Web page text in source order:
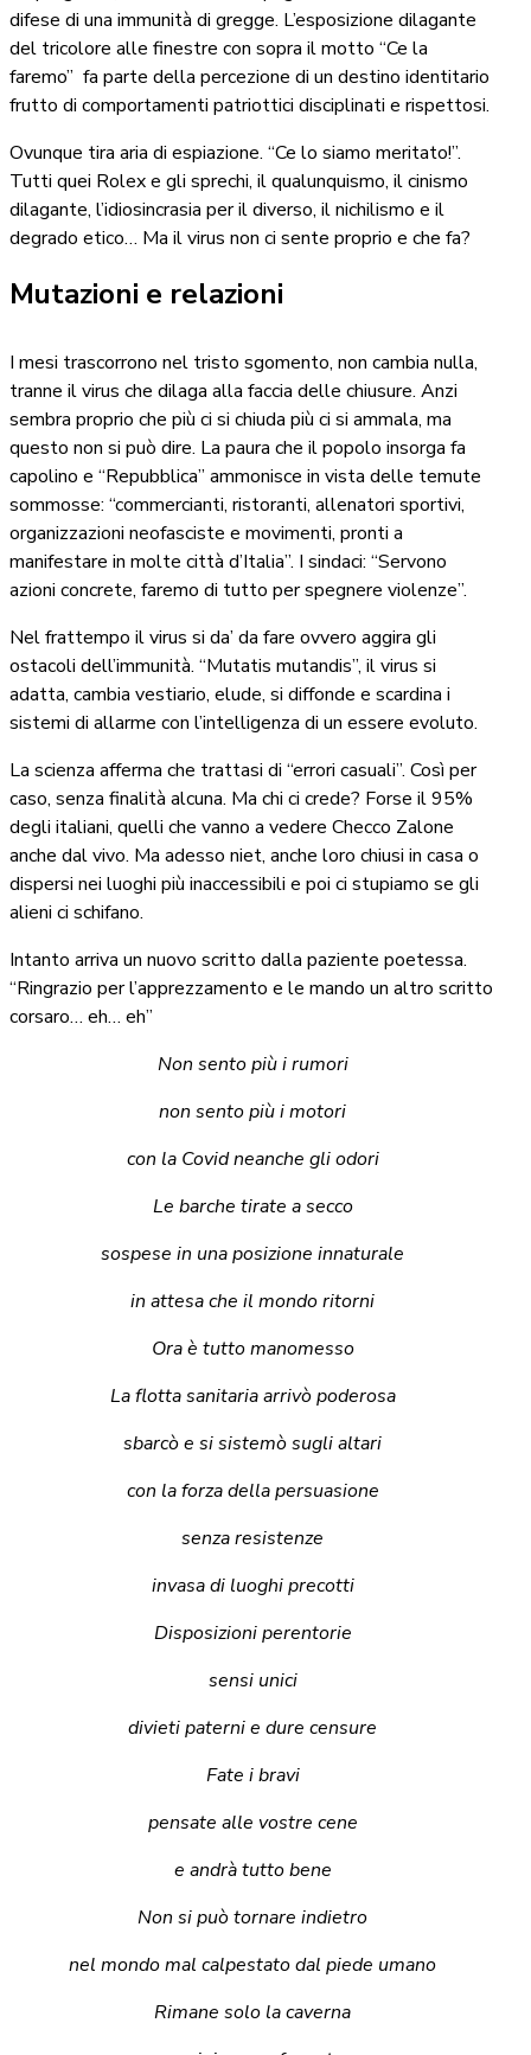
difese di una immunità di gregge. L’esposizione dilagante
del tricolore alle finestre con sopra il motto “Ce la
faremo” fa parte della percezione di un destino identitario
frutto di comportamenti patriottici disciplinati e rispettosi.
Ovunque tira aria di espiazione. “Ce lo siamo meritato!”.
Tutti quei Rolex e gli sprechi, il qualunquismo, il cinismo
dilagante, l’idiosincrasia per il diverso, il nichilismo e il
degrado etico… Ma il virus non ci sente proprio e che fa?
Mutazioni e relazioni
I mesi trascorrono nel tristo sgomento, non cambia nulla,
tranne il virus che dilaga alla faccia delle chiusure. Anzi
sembra proprio che più ci si chiuda più ci si ammala, ma
questo non si può dire. La paura che il popolo insorga fa
capolino e “Repubblica” ammonisce in vista delle temute
sommosse: “commercianti, ristoranti, allenatori sportivi,
organizzazioni neofasciste e movimenti, pronti a
manifestare in molte città d’Italia”. I sindaci: “Servono
azioni concrete, faremo di tutto per spegnere violenze”.
Nel frattempo il virus si da’ da fare ovvero aggira gli
ostacoli dell’immunità. “Mutatis mutandis”, il virus si
adatta, cambia vestiario, elude, si diffonde e scardina i
sistemi di allarme con l’intelligenza di un essere evoluto.
La scienza afferma che trattasi di “errori casuali”. Così per
caso, senza finalità alcuna. Ma chi ci crede? Forse il 95%
degli italiani, quelli che vanno a vedere Checco Zalone
anche dal vivo. Ma adesso niet, anche loro chiusi in casa o
dispersi nei luoghi più inaccessibili e poi ci stupiamo se gli
alieni ci schifano.
Intanto arriva un nuovo scritto dalla paziente poetessa.
“Ringrazio per l’apprezzamento e le mando un altro scritto
corsaro… eh… eh”
Non sento più i rumori
non sento più i motori
con la Covid neanche gli odori
Le barche tirate a secco
sospese in una posizione innaturale
in attesa che il mondo ritorni
Ora è tutto manomesso
La flotta sanitaria arrivò poderosa
sbarcò e si sistemò sugli altari
con la forza della persuasione
senza resistenze
invasa di luoghi precotti
Disposizioni perentorie
sensi unici
divieti paterni e dure censure
Fate i bravi
pensate alle vostre cene
e andrà tutto bene
Non si può tornare indietro
nel mondo mal calpestato dal piede umano
Rimane solo la caverna